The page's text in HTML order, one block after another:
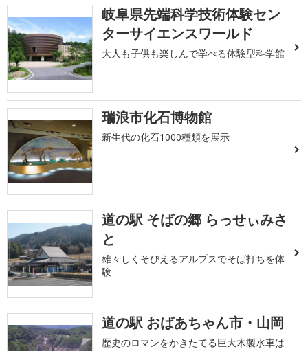
岐阜県先端科学技術体験セン
ターサイエンスワールド
大人も子供も楽しんで学べる体験型科学館
瑞浪市化石博物館
新生代の化石1000種類を展示
道の駅 そばの郷 らっせぃみさ
と
雄々しくそびえるアルプスでそば打ちを体
験
道の駅 おばあちゃん市・山岡
歴史のロマンをかきたてる巨大木製水車は